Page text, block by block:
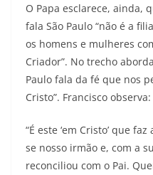
O Papa esclarece, ainda,
fala São Paulo “não é a
os homens e mulheres
Criador”. No trecho
Paulo fala da fé que nos
Cristo”. Francisco observa:
“É este ‘em Cristo’ que
se nosso irmão e, com a
reconciliou com o Pai.